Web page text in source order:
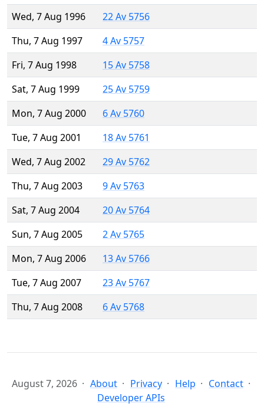
Wed, 7 Aug 1996
22 Av 5756
Thu, 7 Aug 1997
4 Av 5757
Fri, 7 Aug 1998
15 Av 5758
Sat, 7 Aug 1999
25 Av 5759
Mon, 7 Aug 2000
6 Av 5760
Tue, 7 Aug 2001
18 Av 5761
Wed, 7 Aug 2002
29 Av 5762
Thu, 7 Aug 2003
9 Av 5763
Sat, 7 Aug 2004
20 Av 5764
Sun, 7 Aug 2005
2 Av 5765
Mon, 7 Aug 2006
13 Av 5766
Tue, 7 Aug 2007
23 Av 5767
Thu, 7 Aug 2008
6 Av 5768
August 7, 2026 About Privacy Help
Contact
Developer APIs